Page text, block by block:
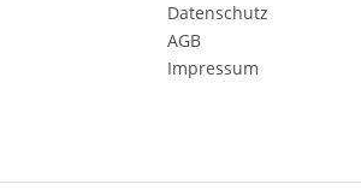
Datenschutz
AGB
Impressum